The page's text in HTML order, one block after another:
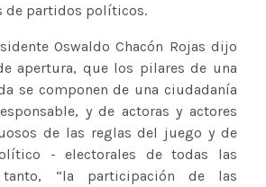
de partidos políticos.
Oswaldo Chacón Rojas dijo
apertura, que los pilares de una
se componen de una ciudadanía
y de actoras y actores
de las reglas del juego y de
- electorales de todas las
tanto, “la participación de las